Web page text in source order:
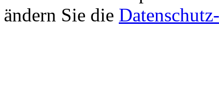
ändern Sie die